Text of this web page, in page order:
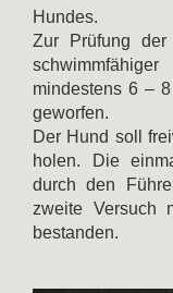
Hundes.
Zur Prüfung der
mindestens 6 –
geworfen.
Der Hund soll
holen. Die
durch den
zweite Versuch
bestanden.